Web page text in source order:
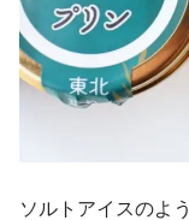
ソルトアイスのよ